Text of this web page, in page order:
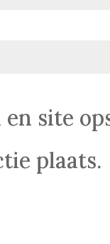
site
plaats.